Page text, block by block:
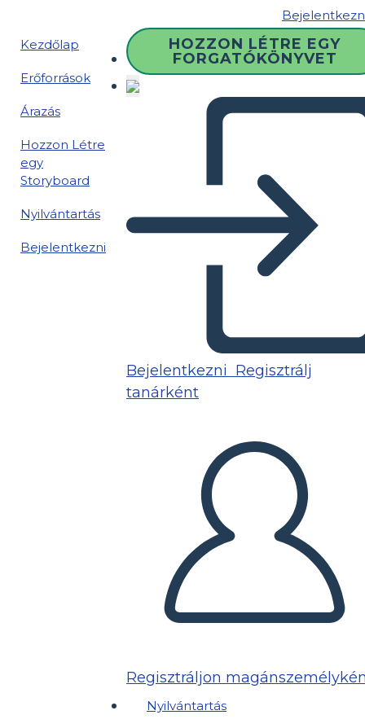
Kezdőlap
Erőforrások
Árazás
Hozzon Létre
egy
Storyboard
Nyilvántartás
Bejelentkezni
HOZZON LÉTRE EGY
FORGATÓKÖNYVET
Bejelentkezni Regisztrálj
tanárként
Regisztráljon
Nyilvántartás